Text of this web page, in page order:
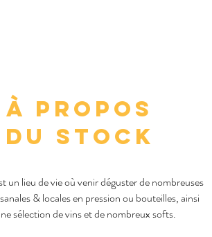
à propos
du stock
un lieu de vie où venir déguster de nombreuses
& locales en pression ou bouteilles, ainsi
sélection de vins et de nombreux softs.